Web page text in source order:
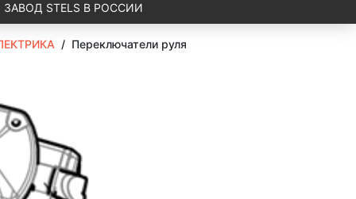
ЗАВОД STELS В РОССИИ
/ Переключатели руля